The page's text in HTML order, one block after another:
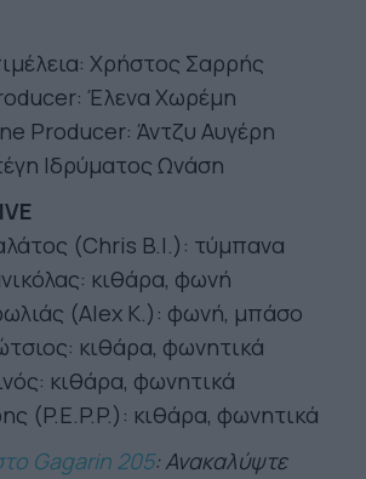
Χρήστος Σαρρής
Έλενα Χωρέμη
Producer: Άντζυ Αυγέρη
Ιδρύματος Ωνάση
(Chris B.I.): τύμπανα
κιθάρα, φωνή
(Alex K.): φωνή, μπάσο
κιθάρα, φωνητικά
κιθάρα, φωνητικά
(P.E.P.P.): κιθάρα, φωνητικά
Gagarin 205: Ανακαλύψτε